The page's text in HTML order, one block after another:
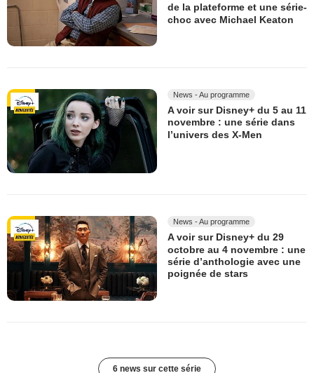
de la plateforme et une série-
choc avec Michael Keaton
News - Au programme
A voir sur Disney+ du 5 au 11
novembre : une série dans
l’univers des X-Men
News - Au programme
A voir sur Disney+ du 29
octobre au 4 novembre : une
série d’anthologie avec une
poignée de stars
6 news sur cette série